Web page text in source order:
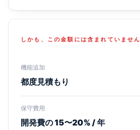
しかも、この金額には含まれていません
機能追加
都度見積もり
保守費用
開発費の 15〜20% / 年